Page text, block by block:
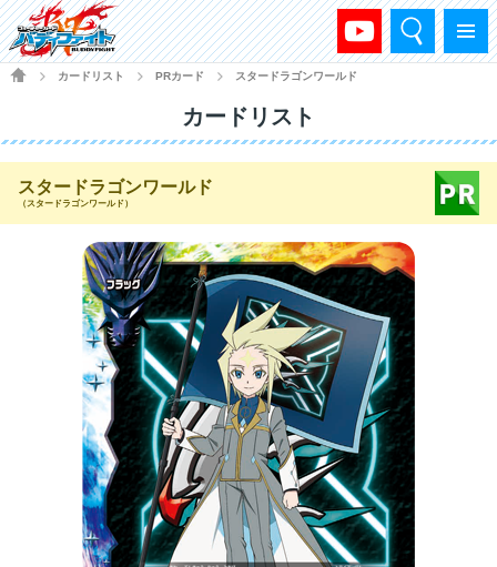
メニュー
検索
HOME
カードリスト PRカード スタードラゴンワールド
カードリスト
スタードラゴンワールド
（スタードラゴンワールド）